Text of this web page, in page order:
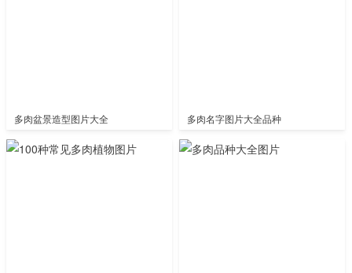
多肉盆景造型图片大全 多肉名字图片大全品种